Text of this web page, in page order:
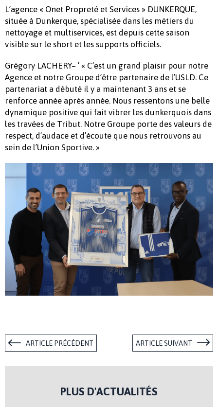
L’agence « Onet Propreté et Services » DUNKERQUE,
située à Dunkerque, spécialisée dans les métiers du
nettoyage et multiservices, est depuis cette saison
visible sur le short et les supports officiels.
Grégory LACHERY– ’ « C’est un grand plaisir pour notre
Agence et notre Groupe d’être partenaire de l’USLD. Ce
partenariat a débuté il y a maintenant 3 ans et se
renforce année après année. Nous ressentons une belle
dynamique positive qui fait vibrer les dunkerquois dans
les travées de Tribut. Notre Groupe porte des valeurs de
respect, d’audace et d’écoute que nous retrouvons au
sein de l’Union Sportive. »
ARTICLE PRÉCÉDENT ARTICLE SUIVANT
PLUS D'ACTUALITÉS